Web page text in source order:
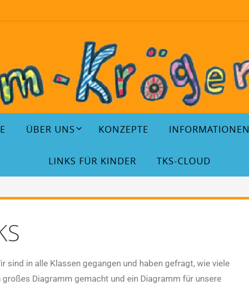
ÜBER UNS KONZEPTE INFORMATIONEN
LINKS FÜR KINDER TKS-CLOUD
sind in alle Klassen gegangen und haben gefragt, wie viele
Diagramm gemacht und ein Diagramm für unsere